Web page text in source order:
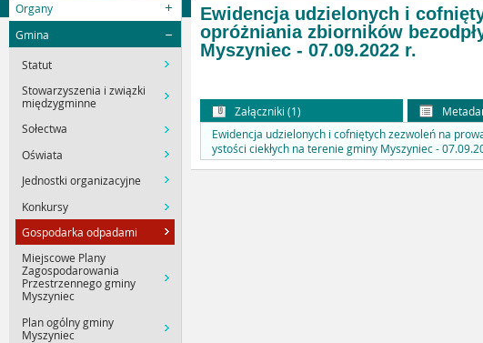
Organy
Gmina
Statut
Stowarzyszenia i związki
międzygminne
Sołectwa
Oświata
Jednostki organizacyjne
Konkursy
Gospodarka odpadami
Miejscowe Plany
Zagospodarowania
Przestrzennego gminy
Myszyniec
Plan ogólny gminy
Myszyniec
Ewidencja udzielonych i
opróżniania zbiorników
Myszyniec - 07.09.2022 r.
Załączniki (1)
Ewidencja udzielonych i cofniętych zezwoleń na
ystości ciekłych na terenie gminy Myszyniec -